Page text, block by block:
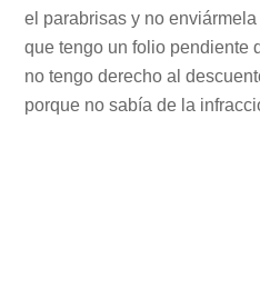
el parabrisas y no
que tengo un folio pendiente
no tengo derecho al
porque no sabía de la